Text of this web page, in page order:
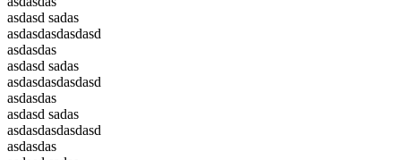
asdasd sadas
asdasdasdasdasd
asdasdas
asdasd sadas
asdasdasdasdasd
asdasdas
asdasd sadas
asdasdasdasdasd
asdasdas